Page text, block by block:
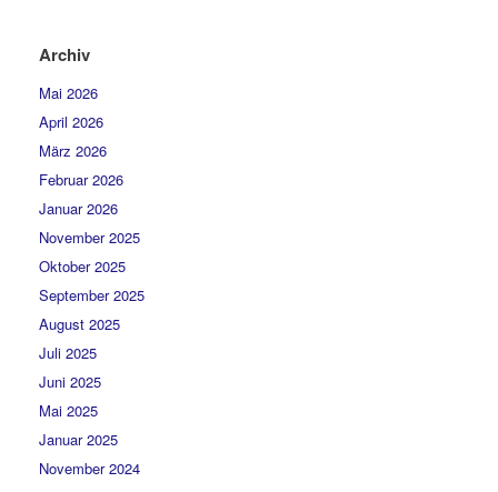
Archiv
Mai 2026
April 2026
März 2026
Februar 2026
Januar 2026
November 2025
Oktober 2025
September 2025
August 2025
Juli 2025
Juni 2025
Mai 2025
Januar 2025
November 2024